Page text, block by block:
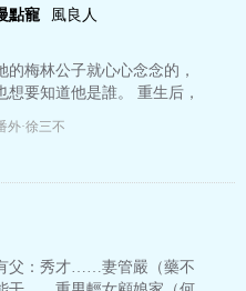
點寵 風良人
的梅林公子就心心念念的，
想要知道他是誰。 重生后，
是這一份執念讓她護親人、
盡…
外·徐三不
父：秀才……妻管嚴（藥不